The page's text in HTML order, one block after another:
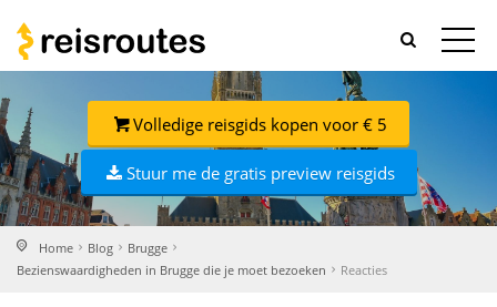
Volledige reisgids kopen voor € 5
Stuur me de gratis preview reisgids
Home Blog
Brugge
Bezienswaardigheden in Brugge die je moet bezoeken
Reacties